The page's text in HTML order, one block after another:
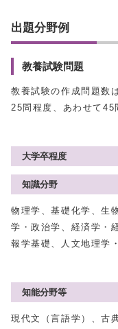
出題分野例
教養試験問題
教養試験の作成問題数
25問程度、あわせて45
大学卒程度
知識分野
物理学、基礎化学、生
学・政治学、経済学・
報学基礎、人文地理学
知能分野等
現代文（言語学）、古